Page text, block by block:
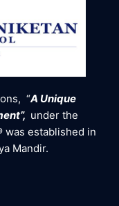
“A Unique
under the
was established in
Mandir.